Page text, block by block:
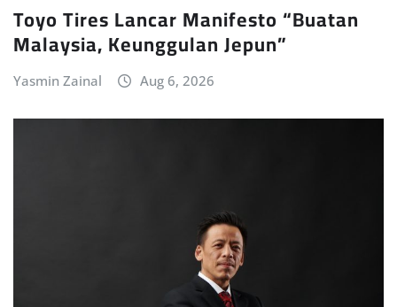
Toyo Tires Lancar Manifesto “Buatan
Malaysia, Keunggulan Jepun”
Yasmin Zainal Aug 6, 2026